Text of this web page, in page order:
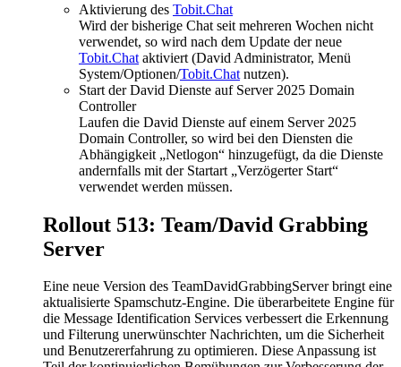
Aktivierung des Tobit.Chat
Wird der bisherige Chat seit mehreren Wochen nicht
verwendet, so wird nach dem Update der neue
Tobit.Chat aktiviert (David Administrator, Menü
System/Optionen/Tobit.Chat nutzen).
Start der David Dienste auf Server 2025 Domain
Controller
Laufen die David Dienste auf einem Server 2025
Domain Controller, so wird bei den Diensten die
Abhängigkeit „Netlogon“ hinzugefügt, da die Dienste
andernfalls mit der Startart „Verzögerter Start“
verwendet werden müssen.
Rollout 513: Team/David Grabbing
Server
Eine neue Version des TeamDavidGrabbingServer bringt eine
aktualisierte Spamschutz-Engine. Die überarbeitete Engine für
die Message Identification Services verbessert die Erkennung
und Filterung unerwünschter Nachrichten, um die Sicherheit
und Benutzererfahrung zu optimieren. Diese Anpassung ist